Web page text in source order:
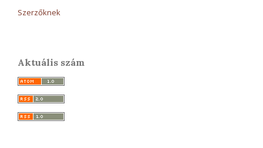
Szerzőknek
Aktuális szám